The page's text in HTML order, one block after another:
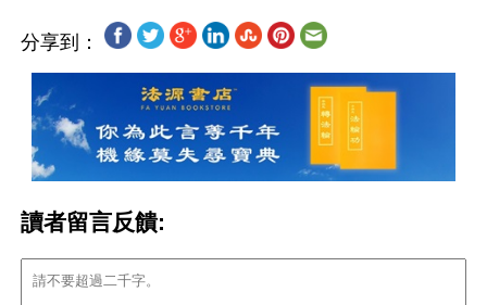
分享到：
讀者留言反饋: